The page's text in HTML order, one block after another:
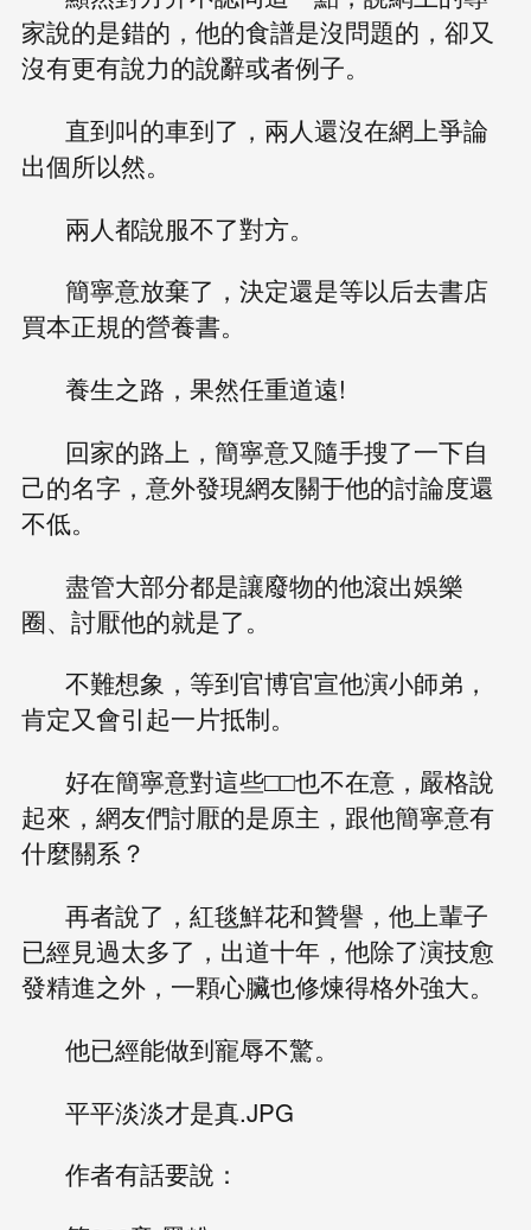
家說的是錯的，他的食譜是沒問題的，卻又
沒有更有說力的說辭或者例子。
直到叫的車到了，兩人還沒在網上爭論
出個所以然。
兩人都說服不了對方。
簡寧意放棄了，決定還是等以后去書店
買本正規的營養書。
養生之路，果然任重道遠!
回家的路上，簡寧意又隨手搜了一下自
己的名字，意外發現網友關于他的討論度還
不低。
盡管大部分都是讓廢物的他滾出娛樂
圈、討厭他的就是了。
不難想象，等到官博官宣他演小師弟，
肯定又會引起一片抵制。
好在簡寧意對這些□□也不在意，嚴格說
起來，網友們討厭的是原主，跟他簡寧意有
什麼關系？
再者說了，紅毯鮮花和贊譽，他上輩子
已經見過太多了，出道十年，他除了演技愈
發精進之外，一顆心臟也修煉得格外強大。
他已經能做到寵辱不驚。
平平淡淡才是真.JPG
作者有話要說：